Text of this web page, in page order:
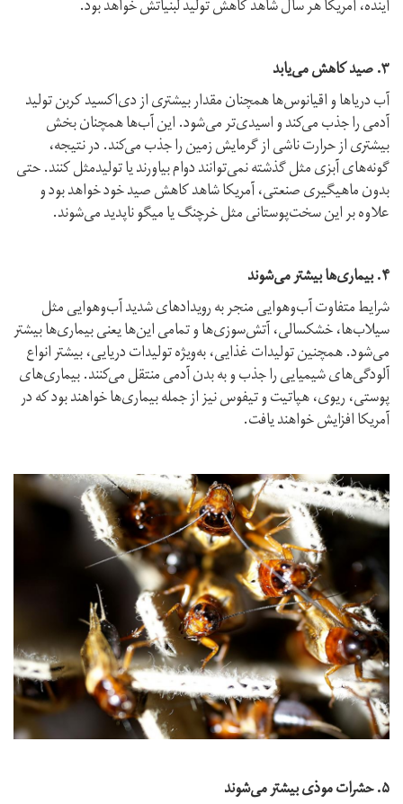
آینده، آمریکا هر سال شاهد کاهش تولید لبنیاتش خواهد بود.
۳. صید کاهش می‌یابد
آب دریاها و اقیانوس‌ها همچنان مقدار بیشتری از دی‌اکسید کربن تولید
آدمی را جذب می‌کند و اسیدی‌تر می‌شود. این آب‌ها همچنان بخش
بیشتری از حرارت ناشی از گرمایش زمین را جذب می‌کند. در نتیجه،
گونه‌های آبزی مثل گذشته نمی‌توانند دوام بیاورند یا تولیدمثل کنند. حتی
بدون ماهیگیری صنعتی، آمریکا شاهد کاهش صید خود خواهد بود و
علاوه بر این سخت‌پوستانی مثل خرچنگ یا میگو ناپدید می‌شوند.
۴. بیماری‌ها بیشتر می‌شوند
شرایط متفاوت آب‌وهوایی منجر به رویدادهای شدید آب‌وهوایی مثل
سیلاب‌ها، خشکسالی، آتش‌سوزی‌ها و تمامی این‌ها یعنی بیماری‌ها بیشتر
می‌شود. همچنین تولیدات غذایی، به‌ويژه تولیدات دریایی، بیشتر انواع
آلودگی‌های شیمیایی را جذب و به بدن آدمی منتقل می‌کنند. بیماری‌های
پوستی، ریوی، هپاتیت و تیفوس نیز از جمله بیماری‌ها خواهند بود که در
آمریکا افزایش خواهند یافت.
۵. حشرات موذی بیشتر می‌شوند